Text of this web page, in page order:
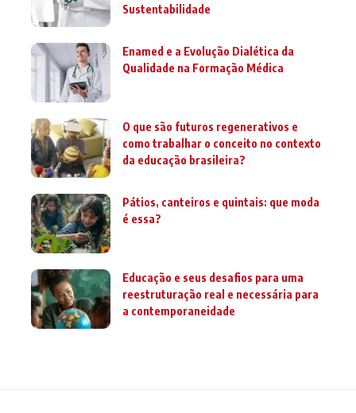
Sustentabilidade
Enamed e a Evolução Dialética da
Qualidade na Formação Médica
O que são futuros regenerativos e
como trabalhar o conceito no contexto
da educação brasileira?
Pátios, canteiros e quintais: que moda
é essa?
Educação e seus desafios para uma
reestruturação real e necessária para
a contemporaneidade